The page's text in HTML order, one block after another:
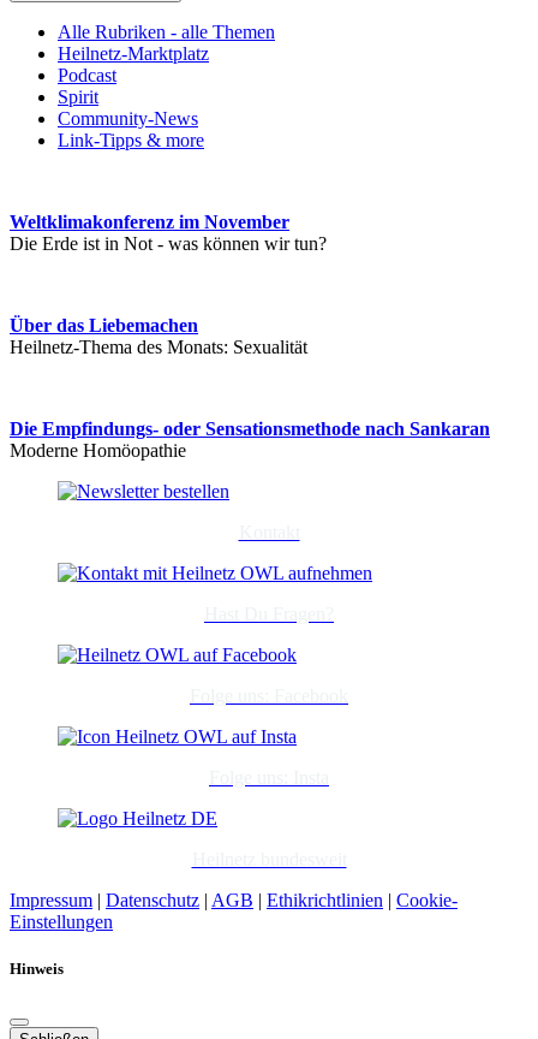
Alle Rubriken - alle Themen
Heilnetz-Marktplatz
Podcast
Spirit
Community-News
Link-Tipps & more
Weltklimakonferenz im November
Die Erde ist in Not - was können wir tun?
Über das Liebemachen
Heilnetz-Thema des Monats: Sexualität
Die Empfindungs- oder Sensationsmethode nach Sankaran
Moderne Homöopathie
Impressum | Datenschutz | AGB | Ethikrichtlinien | Cookie-
Einstellungen
Hinweis